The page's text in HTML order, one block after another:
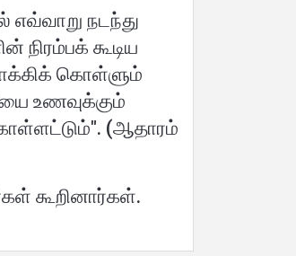
நடந்து
கூடிய
கொள்ளும்
உணவுக்கும்
(ஆதாரம்
கூறினார்கள்.